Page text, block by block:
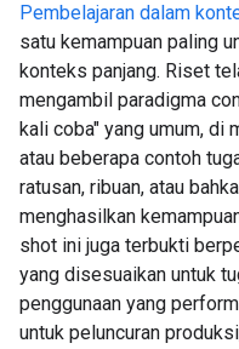
Pembelajaran dalam
satu kemampuan paling
konteks panjang. Riset
mengambil paradigma
kali coba" yang umum, di
atau beberapa contoh
ratusan, ribuan, atau
menghasilkan
shot ini juga terbukti
yang disesuaikan untuk
penggunaan yang
untuk peluncuran